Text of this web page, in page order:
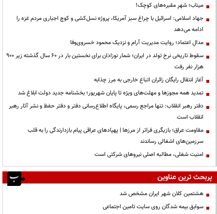
میناب؛ شهرِ مقبره‌های کوچک!
جهاد اسلامی: اسرائیل با چراغ سبز آمریکا، پروژه نسل‌کشی و کوچ اجباری مردم غزه را
ادامه می‌دهد
مدالِ اعتماد؛ روایت مدیریت آرام و نزدیک محمود خسروی‌وفا
سقوط تاریخی نرخ تولد در ایران؛ شمار نوزادان برای نخستین بار در ۶۰ سال گذشته زیر ۹۰۰
هزار نفر رفت
آغاز انتقال رایگان زائران اتباع خارجی به مرز چذابه
تمدید همه مجوزها و مهلت‌های ویژه تا پایان شهریور؛ بخشنامه جدید دولت ابلاغ شد
دفتر رهبر انقلاب: تنها مراجع رسمی، پایگاه اطلاع‌رسانی دفتر و دفتر حفظ و نشر آثار رهبر
انقلاب است
مقاومت عراق؛ بازیگری فراتر از مرزها | پهپادهای عراقی پیام بازدارندگی را به قلب
سرزمین‌های اشغالی رساندند
‌امنیت شغلی، مطالبه اصلی نیروهای شرکتی است
پربحث ترین عناوین
هشتمین کلان شهر ایران مشخص شد
سوابق بیمه شدگان روی سایت تامین اجتماعی